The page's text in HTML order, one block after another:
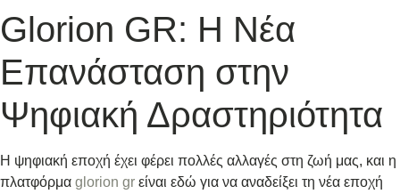
Glorion GR: Η Νέα
Επανάσταση στην
Ψηφιακή Δραστηριότητα
Η ψηφιακή εποχή έχει φέρει πολλές αλλαγές στη ζωή μας, και η
πλατφόρμα glorion gr είναι εδώ για να αναδείξει τη νέα εποχή